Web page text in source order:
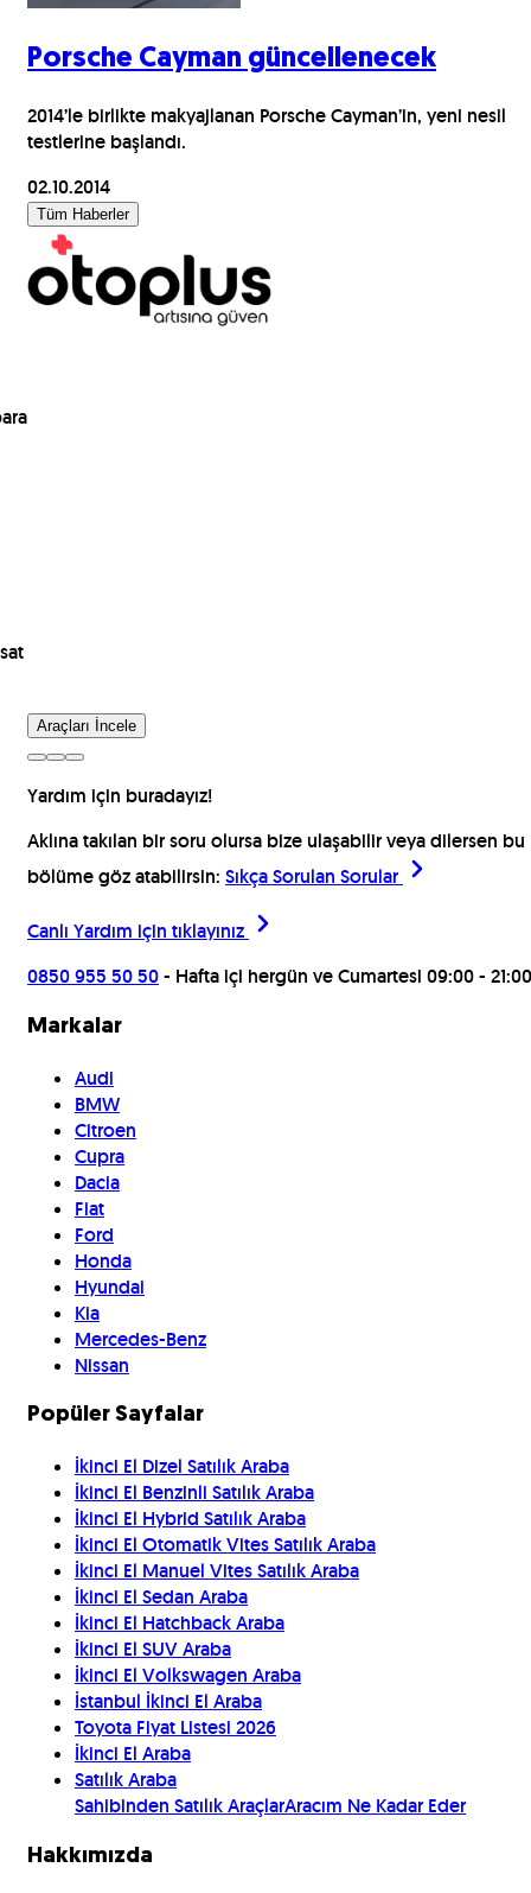
Porsche Cayman güncellenecek
2014’le birlikte makyajlanan Porsche Cayman’in, yeni nesil
testlerine başlandı.
02.10.2014
Tüm Haberler
Araçları İncele
Yardım için buradayız!
Aklına takılan bir soru olursa bize ulaşabilir veya dilersen bu
bölüme göz atabilirsin: Sıkça Sorulan Sorular
Canlı Yardım için tıklayınız
0850 955 50 50- Hafta içi hergün ve Cumartesi 09:00 - 21:00
Markalar
Audi
BMW
Citroen
Cupra
Dacia
Fiat
Ford
Honda
Hyundai
Kia
Mercedes-Benz
Nissan
Popüler Sayfalar
İkinci El Dizel Satılık Araba
İkinci El Benzinli Satılık Araba
İkinci El Hybrid Satılık Araba
İkinci El Otomatik Vites Satılık Araba
İkinci El Manuel Vites Satılık Araba
İkinci El Sedan Araba
İkinci El Hatchback Araba
İkinci El SUV Araba
İkinci El Volkswagen Araba
İstanbul İkinci El Araba
Toyota Fiyat Listesi 2026
İkinci El Araba
Satılık Araba
Sahibinden Satılık AraçlarAracım Ne Kadar Eder
Hakkımızda